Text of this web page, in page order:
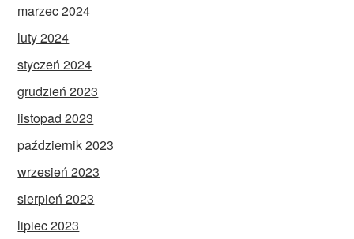
marzec 2024
luty 2024
styczeń 2024
grudzień 2023
listopad 2023
październik 2023
wrzesień 2023
sierpień 2023
lipiec 2023